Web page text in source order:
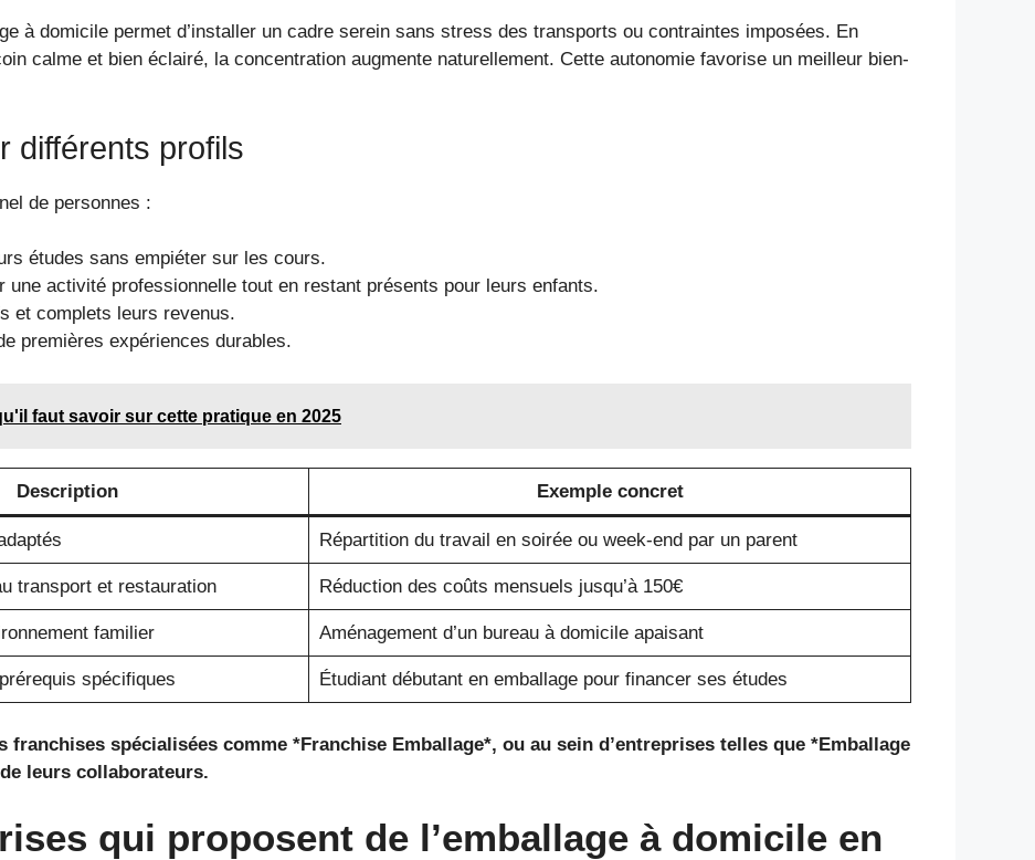
à domicile permet d’installer un cadre serein sans stress des transports ou contraintes imposées. En
calme et bien éclairé, la concentration augmente naturellement. Cette autonomie favorise un meilleur bien-
différents profils
de personnes :
études sans empiéter sur les cours.
une activité professionnelle tout en restant présents pour leurs enfants.
et complets leurs revenus.
premières expériences durables.
faut savoir sur cette pratique en 2025
Description Exemple concret
Répartition du travail en soirée ou week-end par un parent
transport et restauration Réduction des coûts mensuels jusqu’à 150€
familier Aménagement d’un bureau à domicile apaisant
spécifiques Étudiant débutant en emballage pour financer ses études
franchises spécialisées comme *Franchise Emballage*, ou au sein d’entreprises telles que *Emballage
leurs collaborateurs.
qui proposent de l’emballage à domicile en